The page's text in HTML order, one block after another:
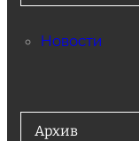
Новости
Архив